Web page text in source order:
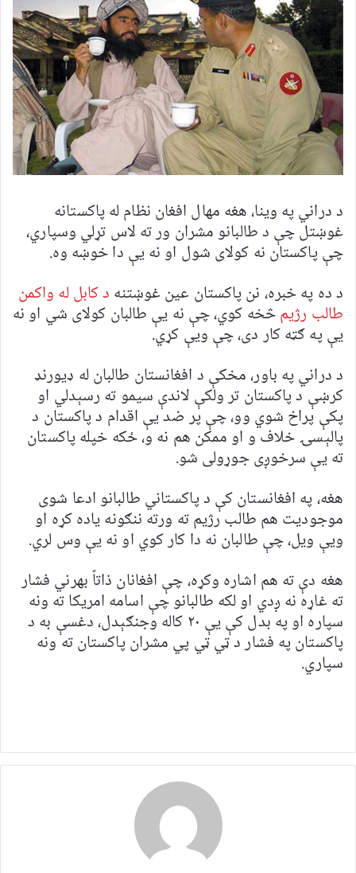
د دراني په وینا، هغه مهال افغان نظام له پاکستانه
غوښتل چې د طالبانو مشران ور ته لاس تړلي وسپاري،
چې پاکستان نه کولای شول او نه یې دا خوښه وه.
د ده په خبره، نن پاکستان عین غوښتنه د کابل له واکمن
طالب رژیمڅخه کوي، چې نه یې طالبان کولای شي او نه
یې په ګټه کار دی، چې ویې کړي.
د دراني په باور، مخکې د افغانستان طالبان له ډیورنډ
کرښې د پاکستان تر ولکې لاندې سیمو ته رسېدلي او
پکې پراخ شوي وو، چې پر ضد یې اقدام د پاکستان د
پالېسۍ خلاف و او ممکن هم نه و، ځکه خپله پاکستان
ته یې سرخوږی جوړولی شو.
هغه، په افغانستان کې د پاکستاني طالبانو ادعا شوی
موجودیت هم طالب رژیم ته ورته ننګونه یاده کړه او
ویې ویل، چې طالبان نه دا کار کوي او نه یې وس لري.
هغه دې ته هم اشاره وکړه، چې افغانان ذاتاً بهرني فشار
ته غاړه نه ږدي او لکه طالبانو چې اسامه امریکا ته ونه
سپاره او په بدل کې یې ۲۰ کاله وجنګېدل، دغسې به د
پاکستان په فشار د ټي ټي پي مشران پاکستان ته ونه
سپاري.